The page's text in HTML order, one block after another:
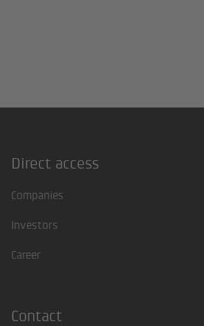
Footer
Direct access
Companies
Investors
Career
Contact